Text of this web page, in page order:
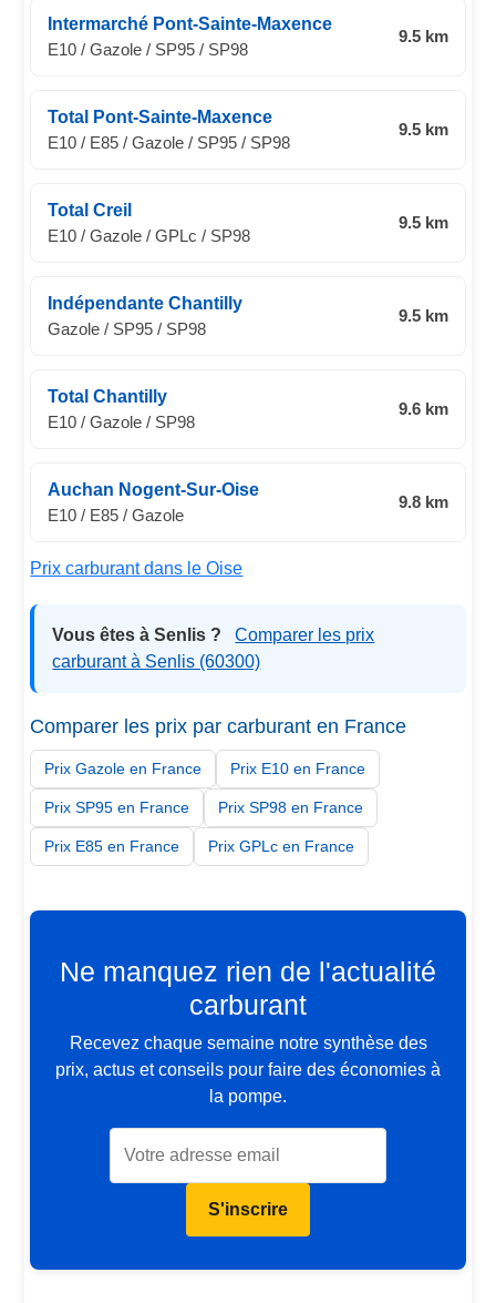
Intermarché Pont-Sainte-Maxence
E10 / Gazole / SP95 / SP98
9.5 km
Total Pont-Sainte-Maxence
E10 / E85 / Gazole / SP95 / SP98
9.5 km
Total Creil
E10 / Gazole / GPLc / SP98
9.5 km
Indépendante Chantilly
Gazole / SP95 / SP98
9.5 km
Total Chantilly
E10 / Gazole / SP98
9.6 km
Auchan Nogent-Sur-Oise
E10 / E85 / Gazole
9.8 km
Prix carburant dans le Oise
Vous êtes à Senlis ?
Comparer les prix
carburant à Senlis (60300)
Comparer les prix par carburant en France
Prix Gazole en France Prix E10 en France
Prix SP95 en France Prix SP98 en France
Prix E85 en France Prix GPLc en France
Ne manquez rien de l'actualité
carburant
Recevez chaque semaine notre synthèse des
prix, actus et conseils pour faire des économies à
la pompe.
S'inscrire